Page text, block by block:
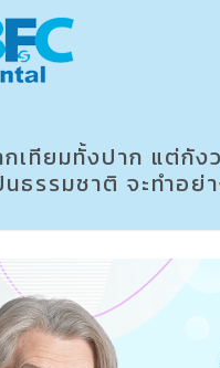
กเทียมทั้งปาก แต่กั
นธรรมชาติ จะทำอย่